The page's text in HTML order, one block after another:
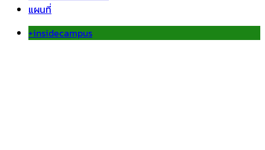
แผนที่
+insidecampus